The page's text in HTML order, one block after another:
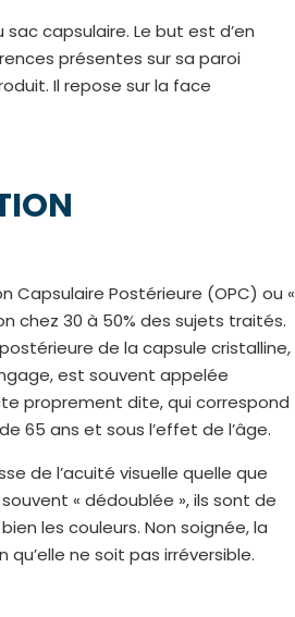
capsulaire. Le but est d’en
présentes sur sa paroi
Il repose sur la face
Capsulaire Postérieure (OPC) ou «
chez 30 à 50% des sujets traités.
de la capsule cristalline,
est souvent appelée
proprement dite, qui correspond
65 ans et sous l’effet de l’âge.
de l’acuité visuelle quelle que
« dédoublée », ils sont de
les couleurs. Non soignée, la
ne soit pas irréversible.